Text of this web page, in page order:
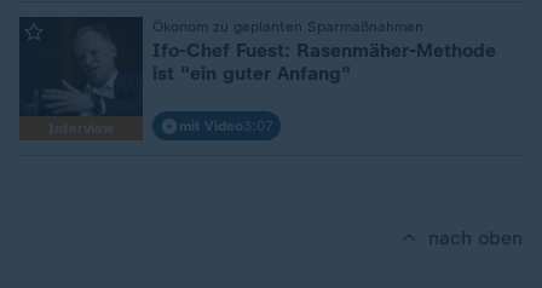
Interview
Ökonom zu geplanten Sparmaßnahmen
Ifo-Chef Fuest: Rasenmäher-Methode
ist "ein guter Anfang"
mit Video3:07
nach oben